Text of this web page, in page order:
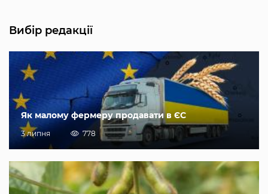
Вибір редакції
Як малому фермеру продавати в ЄС
3 липня 778